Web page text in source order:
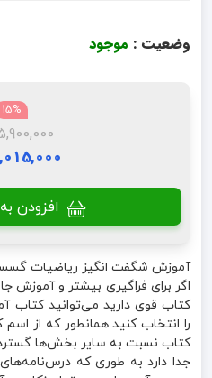
وضعیت : موجود
15%
5,900,000
5,015,000
افزودن
آموزش شگفت انگیز ریاضیات
اگر برای فراگیری بیشتر و آموزش
را انتخاب کنید همانطور که از
کتاب نسبت به سایر بخش‌ها
جدا دارد به طوری که